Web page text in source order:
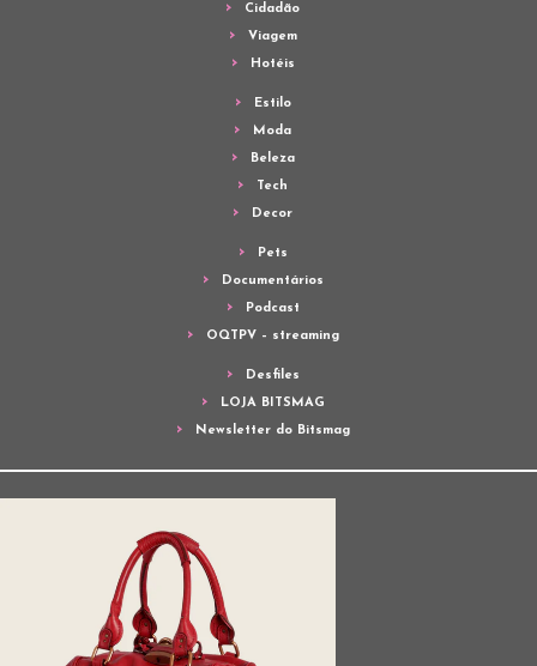
Cidadão
Viagem
Hotéis
Estilo
Moda
Beleza
Tech
Decor
Pets
Documentários
Podcast
OQTPV – streaming
Desfiles
LOJA BITSMAG
Newsletter do Bitsmag